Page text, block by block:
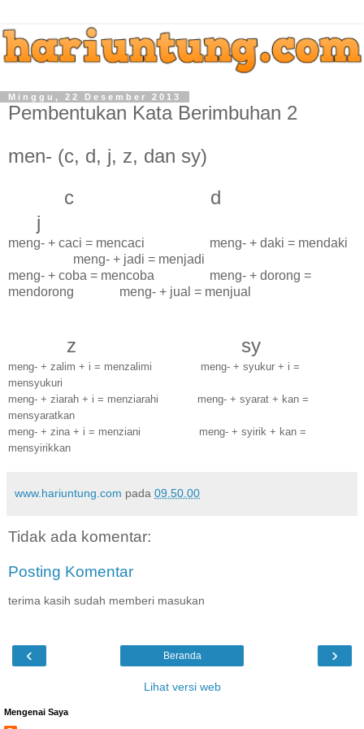
Minggu, 22 Desember 2013
Pembentukan Kata Berimbuhan 2
men- (c, d, j, z, dan sy)
c d
j
meng- + caci = mencaci meng- + daki = mendaki
meng- + jadi = menjadi
meng- + coba = mencoba meng- + dorong =
mendorong meng- + jual = menjual
z sy
meng- + zalim + i = menzalimi meng- + syukur + i =
mensyukuri
meng- + ziarah + i = menziarahi meng- + syarat + kan =
mensyaratkan
meng- + zina + i = menziani meng- + syirik + kan =
mensyirikkan
www.hariuntung.com pada 09.50.00
Tidak ada komentar:
Posting Komentar
terima kasih sudah memberi masukan
‹ ›
Beranda
Lihat versi web
Mengenai Saya